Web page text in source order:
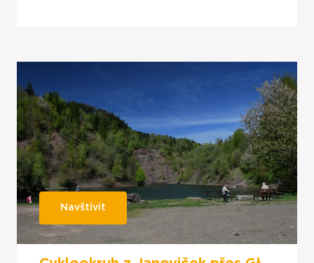
Navštívit